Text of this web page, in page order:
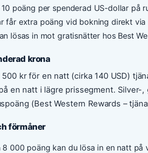
poäng per spenderad US-dollar på
får extra poäng vid bokning direkt via
lösas in mot gratisnätter hos Best
krona
500 kr för en natt (cirka 140 USD)
en natt i lägre prissegment. Silver-
(Best Western Rewards –
förmåner
8 000 poäng kan du lösa in en natt på